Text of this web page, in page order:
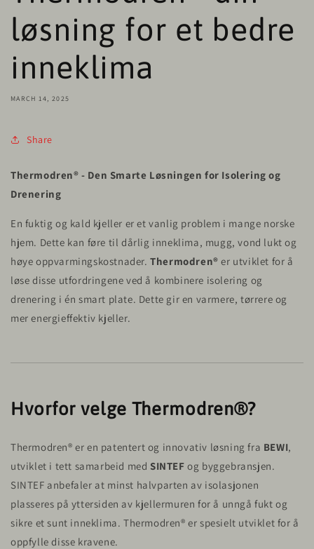
løsning for et bedre
inneklima
MARCH 14, 2025
Share
Thermodren® - Den Smarte Løsningen for Isolering og
Drenering
En fuktig og kald kjeller er et vanlig problem i mange norske
hjem. Dette kan føre til dårlig inneklima, mugg, vond lukt og
høye oppvarmingskostnader.Thermodren® er utviklet for å
løse disse utfordringene ved å kombinere isolering og
drenering i én smart plate. Dette gir en varmere, tørrere og
mer energieffektiv kjeller.
Hvorfor velge Thermodren®?
Thermodren® er en patentert og innovativ løsning fra BEWI,
utviklet i tett samarbeid medSINTEF og byggebransjen.
SINTEF anbefaler at minst halvparten av isolasjonen
plasseres på yttersiden av kjellermuren for å unngå fukt og
sikre et sunt inneklima. Thermodren® er spesielt utviklet for å
oppfylle disse kravene.